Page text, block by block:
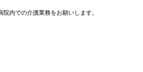
内での介護業務をお願いします。